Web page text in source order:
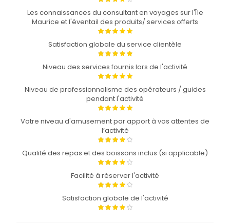
Les connaissances du consultant en voyages sur l'Île
Maurice et l'éventail des produits/ services offerts
Satisfaction globale du service clientèle
Niveau des services fournis lors de l'activité
Niveau de professionnalisme des opérateurs / guides
pendant l'activité
Votre niveau d'amusement par apport à vos attentes de
l’activité
Qualité des repas et des boissons inclus (si applicable)
Facilité à réserver l'activité
Satisfaction globale de l'activité